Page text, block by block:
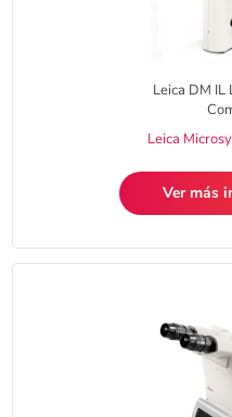
Leica DM IL
Leica
Ver más